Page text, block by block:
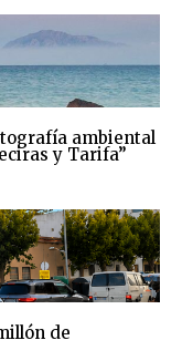
ambiental
y Tarifa”
de